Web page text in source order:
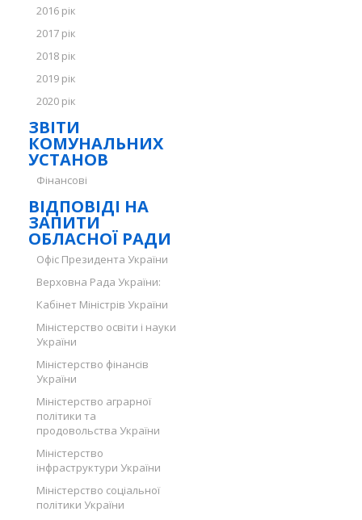
2016 рік
2017 рік
2018 рік
2019 рік
2020 рік
ЗВІТИ
КОМУНАЛЬНИХ
УСТАНОВ
Фінансові
ВІДПОВІДІ НА
ЗАПИТИ
ОБЛАСНОЇ РАДИ
Офіс Президента України
Верховна Рада України:
Кабінет Міністрів України
Міністерство освіти і науки
України
Міністерство фінансів
України
Міністерство аграрної
політики та
продовольства України
Міністерство
інфраструктури України
Міністерство соціальної
політики України